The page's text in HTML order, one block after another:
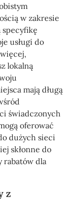
w zakresie
specyfikę
usługi do
lokalną
mają długą
świadczonych
oferować
dużych sieci
skłonne do
rabatów dla
z